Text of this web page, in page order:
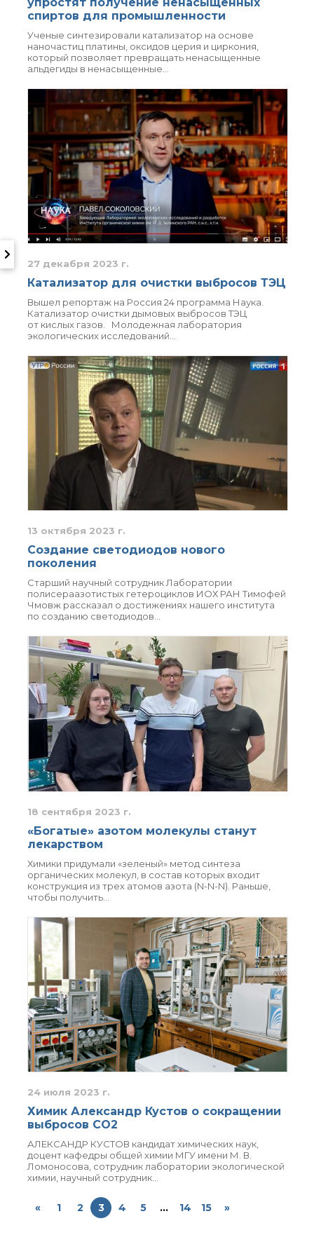
спиртов для промышленности
Ученые синтезировали катализатор на основе
наночастиц платины, оксидов церия и циркония,
который позволяет превращать ненасыщенные
альдегиды в ненасыщенные…
27 декабря 2023 г.
Катализатор для очистки выбросов ТЭЦ
Вышел репортаж на Россия 24 программа Наука.
Катализатор очистки дымовых выбросов ТЭЦ
от кислых газов. Молодежная лаборатория
экологических исследований…
13 октября 2023 г.
Создание светодиодов нового
поколения
Старший научный сотрудник Лаборатории
полисераазотистых гетероциклов ИОХ РАН Тимофей
Чмовж рассказал о достижениях нашего института
по созданию светодиодов…
18 сентября 2023 г.
«Богатые» азотом молекулы станут
лекарством
Химики придумали «зеленый» метод синтеза
органических молекул, в состав которых входит
конструкция из трех атомов азота (N-N-N). Раньше,
чтобы получить…
24 июля 2023 г.
Химик Александр Кустов о сокращении
выбросов CO2
АЛЕКСАНДР КУСТОВ кандидат химических наук,
доцент кафедры общей химии МГУ имени М. В.
Ломоносова, сотрудник лаборатории экологической
химии, научный сотрудник…
« 1 2 3 4 5 ... 14 15 »